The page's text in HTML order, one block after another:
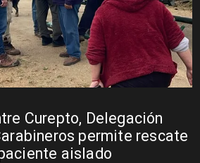
Curepto, Delegación
permite rescate
aislado